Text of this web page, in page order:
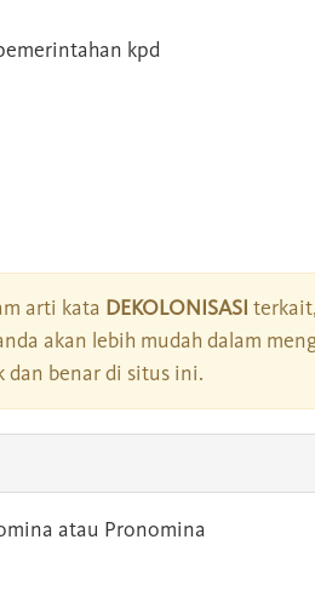
kpd
arti kata DEKOLONISASI
akan lebih mudah dalam
dan benar di situs ini.
atau Pronomina